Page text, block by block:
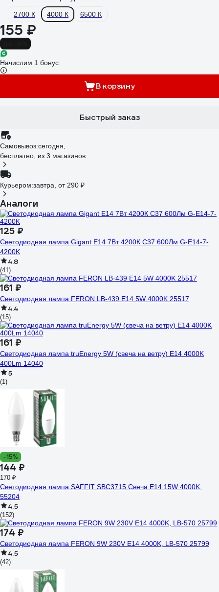
2700 К 4000 К 6500 К
155 ₽
Начислим 1 бонус
В корзину
Быстрый заказ
Самовывоз:сегодня,
бесплатно , из 3 магазинов
Курьером:завтра, от 290 ₽
Аналоги
125 ₽
Светодиодная лампа Gigant E14 7Вт 4200К C37 600Лм G-E14-7-
4200K
4.8
(41)
161 ₽
Светодиодная лампа FERON LB-439 E14 5W 4000K 25517
4.4
(15)
161 ₽
Светодиодная лампа truEnergy 5W (свеча на ветру) E14 4000K
400Lm 14040
5
(1)
-15%
144 ₽
170 ₽
Светодиодная лампа SAFFIT SBC3715 Свеча E14 15W 4000K,
55204
4.5
(152)
174 ₽
Светодиодная лампа FERON 9W 230V E14 4000K, LB-570 25799
4.5
(42)